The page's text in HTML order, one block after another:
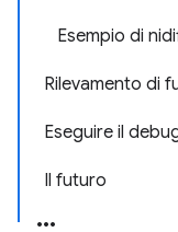
Esempio di
Rilevamento di
Eseguire il
Il futuro